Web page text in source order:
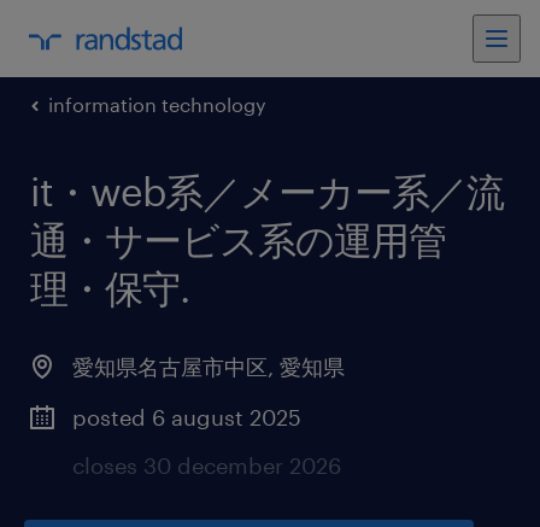
information technology
it・web系／メーカー系／流
通・サービス系の運用管
理・保守.
愛知県名古屋市中区, 愛知県
posted 6 august 2025
closes 30 december 2026